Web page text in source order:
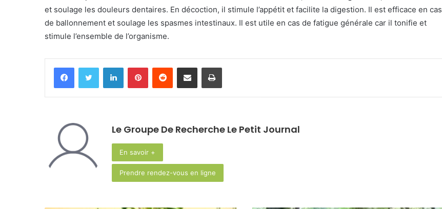
et soulage les douleurs dentaires. En décoction, il stimule l’appétit et facilite la digestion. Il est efficace en cas
de ballonnement et soulage les spasmes intestinaux. Il est utile en cas de fatigue générale car il tonifie et
stimule l’ensemble de l’organisme.
FacebookTwitter LinkedinPinterestReddit Partager par email Imprimer
Le Groupe De Recherche Le Petit Journal
En savoir +
Prendre rendez-vous en ligne